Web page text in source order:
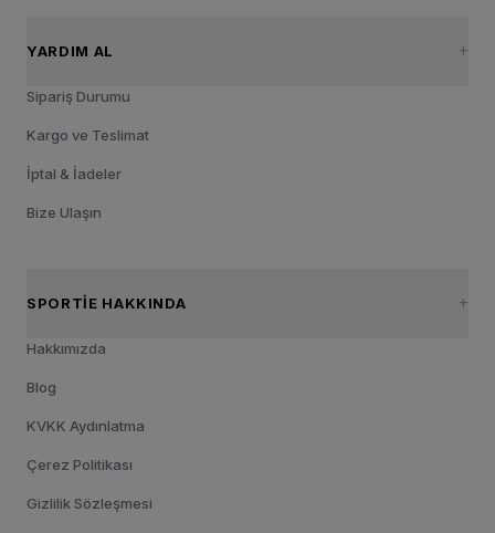
YARDIM AL
Sipariş Durumu
Kargo ve Teslimat
İptal & İadeler
Bize Ulaşın
SPORTIE HAKKINDA
Hakkımızda
Blog
KVKK Aydınlatma
Çerez Politikası
Gizlilik Sözleşmesi